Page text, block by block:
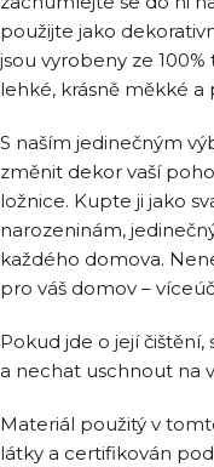
použijte jako
jsou vyrobeny ze
lehké, krásně měkké a
S naším jedinečným
změnit dekor vaší
ložnice. Kupte ji jako
narozeninám,
každého domova.
pro váš domov –
Pokud jde o její
a nechat uschnout na
Materiál použitý v
látky a certifikován